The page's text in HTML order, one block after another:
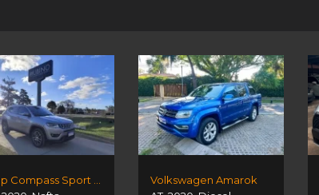
Jeep Compass Sport 2.4
Volkswagen Amarok